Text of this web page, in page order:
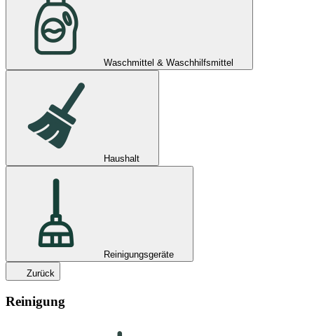
Waschmittel & Waschhilfsmittel
Haushalt
Reinigungsgeräte
Zurück
Reinigung